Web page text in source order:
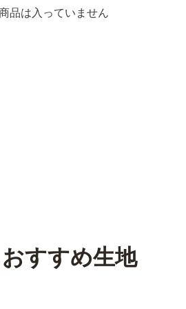
品は入っていません
すすめ生地